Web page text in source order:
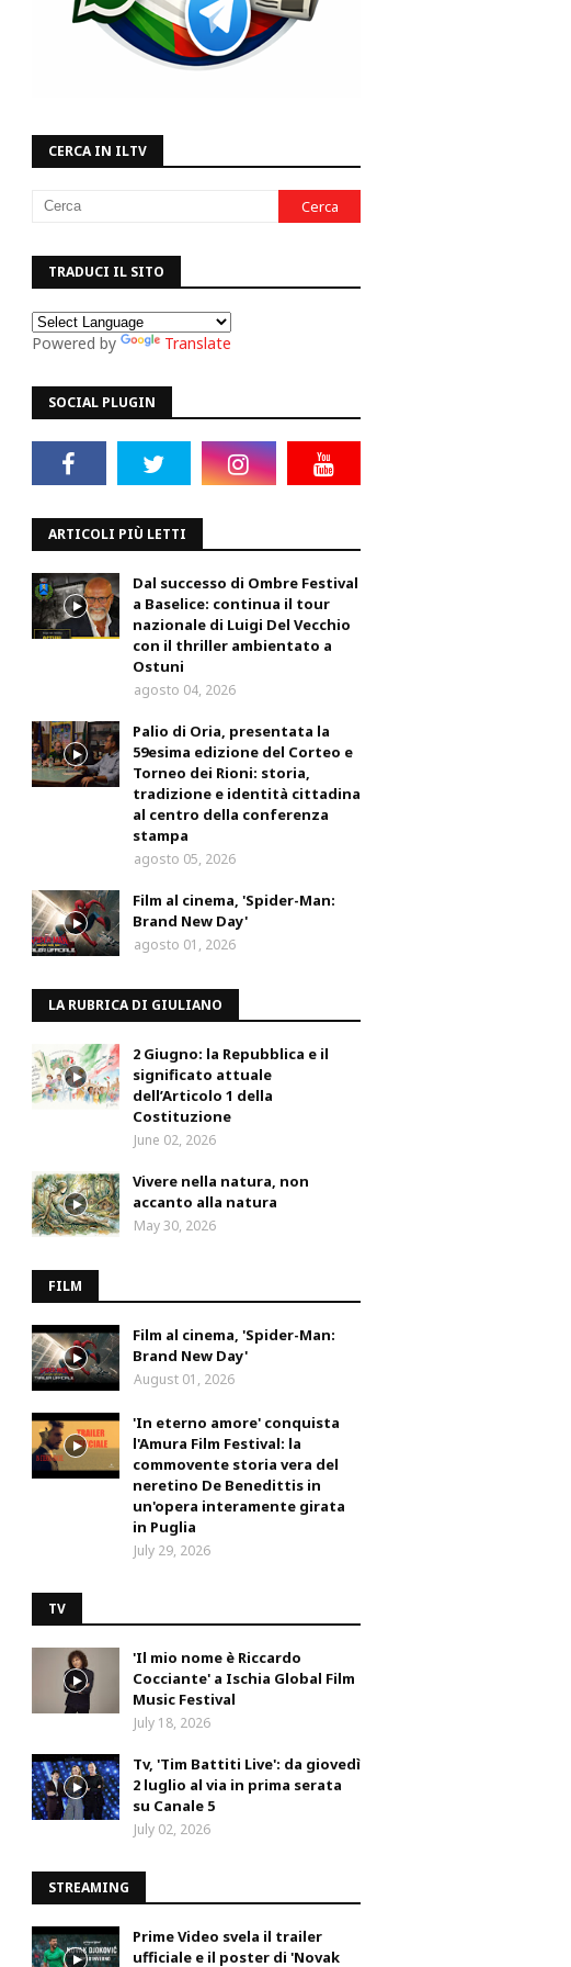
CERCA IN ILTV
TRADUCI IL SITO
Powered by Translate
SOCIAL PLUGIN
ARTICOLI PIÙ LETTI
Dal successo di Ombre Festival
a Baselice: continua il tour
nazionale di Luigi Del Vecchio
con il thriller ambientato a
Ostuni
agosto 04, 2026
Palio di Oria, presentata la
59esima edizione del Corteo e
Torneo dei Rioni: storia,
tradizione e identità cittadina
al centro della conferenza
stampa
agosto 05, 2026
Film al cinema, 'Spider-Man:
Brand New Day'
agosto 01, 2026
LA RUBRICA DI GIULIANO
2 Giugno: la Repubblica e il
significato attuale
dell’Articolo 1 della
Costituzione
June 02, 2026
Vivere nella natura, non
accanto alla natura
May 30, 2026
FILM
Film al cinema, 'Spider-Man:
Brand New Day'
August 01, 2026
'In eterno amore' conquista
l'Amura Film Festival: la
commovente storia vera del
neretino De Benedittis in
un'opera interamente girata
in Puglia
July 29, 2026
TV
'Il mio nome è Riccardo
Cocciante' a Ischia Global Film
Music Festival
July 18, 2026
Tv, 'Tim Battiti Live': da giovedì
2 luglio al via in prima serata
su Canale 5
July 02, 2026
STREAMING
Prime Video svela il trailer
ufficiale e il poster di 'Novak